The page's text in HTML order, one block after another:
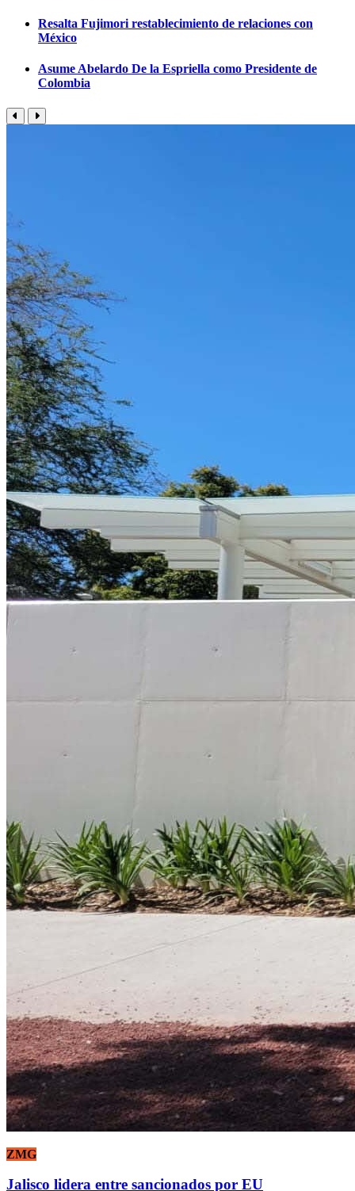
Resalta Fujimori restablecimiento de relaciones con
México
Asume Abelardo De la Espriella como Presidente de
Colombia
ZMG
Jalisco lidera entre sancionados por EU